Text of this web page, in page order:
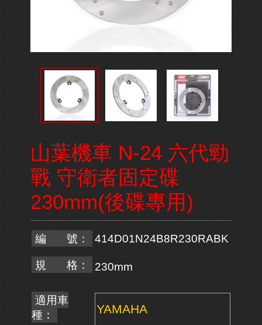
山葉機車 N-24 六代勁
戰 守衛者固定碟
230mm(後碟專用)
編 號： 414D01N24B8R230RABK
規 格： 230mm
適用車
種：
YAMAHA